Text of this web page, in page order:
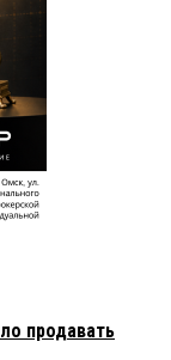
продавать